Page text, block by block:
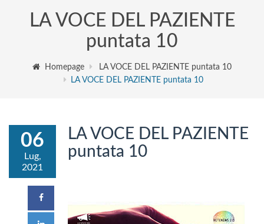
LA VOCE DEL PAZIENTE
puntata 10
Homepage
LA VOCE DEL PAZIENTE puntata 10
LA VOCE DEL PAZIENTE puntata 10
06
Lug,
2021
LA VOCE DEL PAZIENTE
puntata 10